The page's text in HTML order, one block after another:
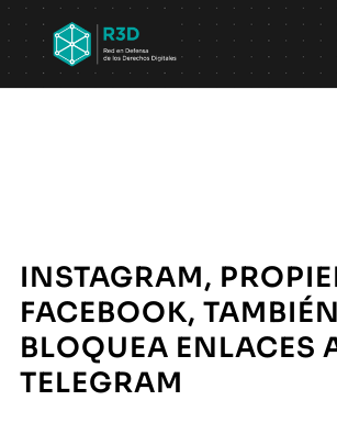
INSTAGRAM,
FACEBOOK, TAMBIÉN
BLOQUEA ENLACES
TELEGRAM